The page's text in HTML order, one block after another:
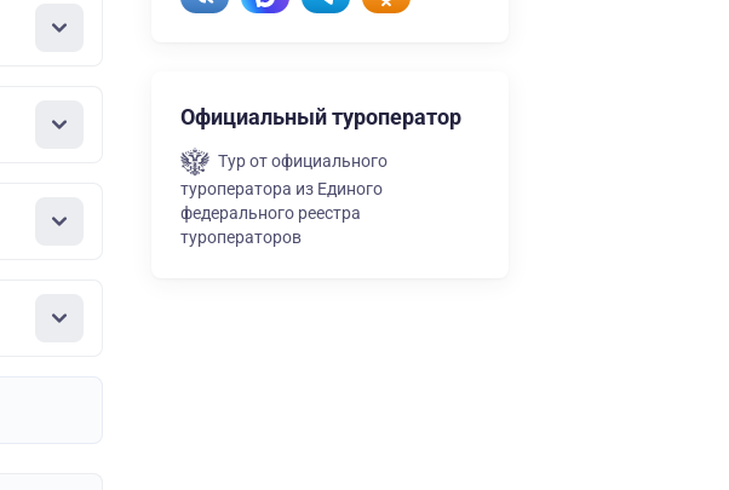
Официальный туроператор
Тур от официального
туроператора из Единого
федерального реестра
туроператоров